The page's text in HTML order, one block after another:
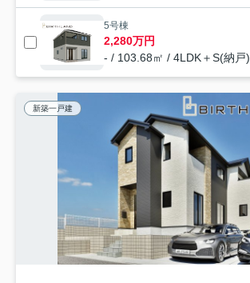
5号棟
2,280万円
- / 103.68㎡ / 4LDK＋S(納戸)
新築一戸建